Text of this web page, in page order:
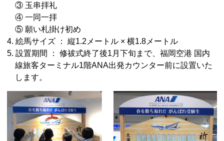
③ 玉串拝礼
④ 一同一拝
⑤ 願い札掛け初め
4. 絵馬サイズ ： 縦1.2メートル × 横1.8メートル
5. 設置期間 ： 修祓式終了後1月下旬まで、福岡空港 国内
線旅客ターミナル1階ANA出発カウンター前に設置いた
します。